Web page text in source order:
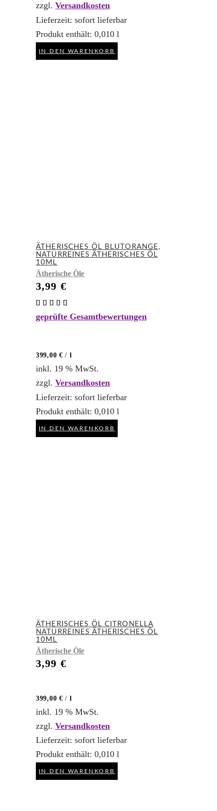
zzgl. Versandkosten
Lieferzeit: sofort lieferbar
Produkt enthält: 0,010 l
IN DEN WARENKORB
ÄTHERISCHES ÖL BLUTORANGE,
NATURREINES ÄTHERISCHES ÖL
10ML
Ätherische Öle
3,99 €
5.00
geprüfte Gesamtbewertungen
399,00 € / l
inkl. 19 % MwSt.
zzgl. Versandkosten
Lieferzeit: sofort lieferbar
Produkt enthält: 0,010 l
IN DEN WARENKORB
ÄTHERISCHES ÖL CITRONELLA
NATURREINES ÄTHERISCHES ÖL
10ML
Ätherische Öle
3,99 €
399,00 € / l
inkl. 19 % MwSt.
zzgl. Versandkosten
Lieferzeit: sofort lieferbar
Produkt enthält: 0,010 l
IN DEN WARENKORB